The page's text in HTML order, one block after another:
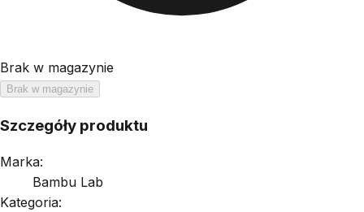
Brak w magazynie
Brak w magazynie
Szczegóły produktu
Marka:
Bambu Lab
Kategoria: